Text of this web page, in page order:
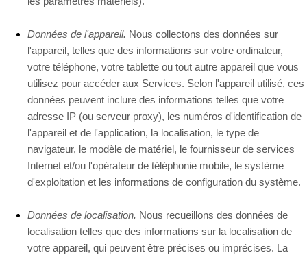
Données de l'appareil. Nous collectons des données sur
l'appareil, telles que des informations sur votre ordinateur,
votre téléphone, votre tablette ou tout autre appareil que vous
utilisez pour accéder aux Services. Selon l'appareil utilisé, ces
données peuvent inclure des informations telles que votre
adresse IP (ou serveur proxy), les numéros d'identification de
l'appareil et de l'application, la localisation, le type de
navigateur, le modèle de matériel, le fournisseur de services
Internet et/ou l'opérateur de téléphonie mobile, le système
d'exploitation et les informations de configuration du système.
Données de localisation. Nous recueillons des données de
localisation telles que des informations sur la localisation de
votre appareil, qui peuvent être précises ou imprécises. La